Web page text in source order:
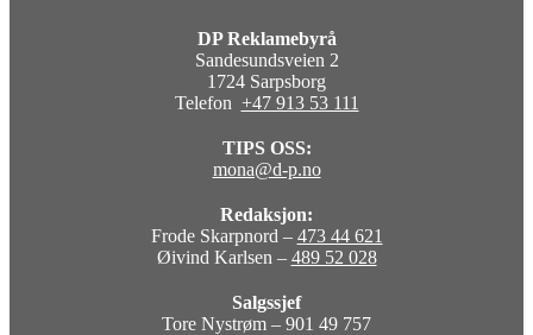
DP Reklamebyrå
Sandesundsveien 2
1724 Sarpsborg
Telefon +47 913 53 111
TIPS OSS:
mona@d-p.no
Redaksjon:
Frode Skarpnord – 473 44 621
Øivind Karlsen – 489 52 028
Salgssjef
Tore Nystrøm – 901 49 757